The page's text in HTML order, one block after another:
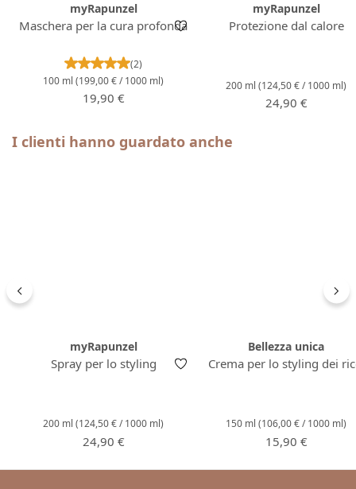
myRapunzel
Maschera per la cura profonda
Valutazione media di 5 su 5 stelle
(2)
100 ml (199,00 € / 1000 ml)
Prezzo normale:
19,90 €
myRapunzel
Protezione dal calore
200 ml (124,50 € / 1000 ml)
Prezzo normale:
24,90 €
Salta la galleria dei prodotti
I clienti hanno guardato anche
myRapunzel
Spray per lo styling
200 ml (124,50 € / 1000 ml)
Prezzo normale:
24,90 €
Bellezza unica
Crema per lo styling dei
150 ml (106,00 € / 1000 ml)
Prezzo normale:
15,90 €